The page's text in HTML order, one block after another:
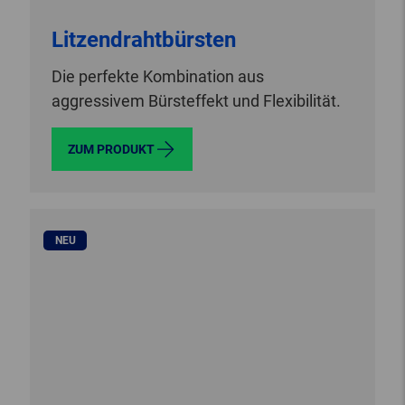
Litzendrahtbürsten
Die perfekte Kombination aus
aggressivem Bürsteffekt und Flexibilität.
ZUM PRODUKT
NEU